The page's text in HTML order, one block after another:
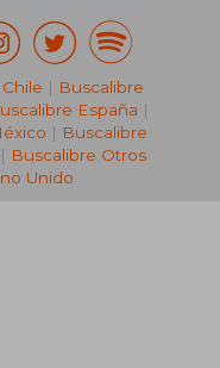
| Buscalibre
España |
| Buscalibre
Buscalibre Otros
Unido